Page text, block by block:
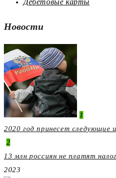
Дебетовые карты
Новости
1
2020 год принесет следующие
2
13 млн россиян не платят
2023